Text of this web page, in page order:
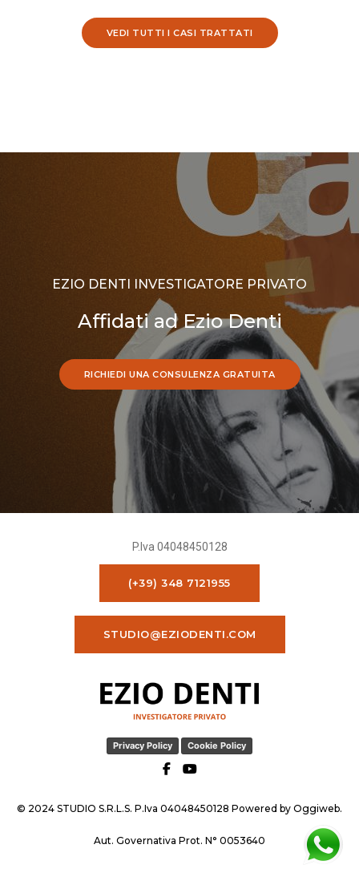
VEDI TUTTI I CASI TRATTATI
EZIO DENTI INVESTIGATORE PRIVATO
Affidati ad Ezio Denti
RICHIEDI UNA CONSULENZA GRATUITA
P.Iva 04048450128
(+39) 348 7121955
STUDIO@EZIODENTI.COM
Privacy Policy Cookie Policy
© 2024 STUDIO S.R.L.S. P.Iva 04048450128 Powered by Oggiweb.
Aut. Governativa Prot. N° 0053640